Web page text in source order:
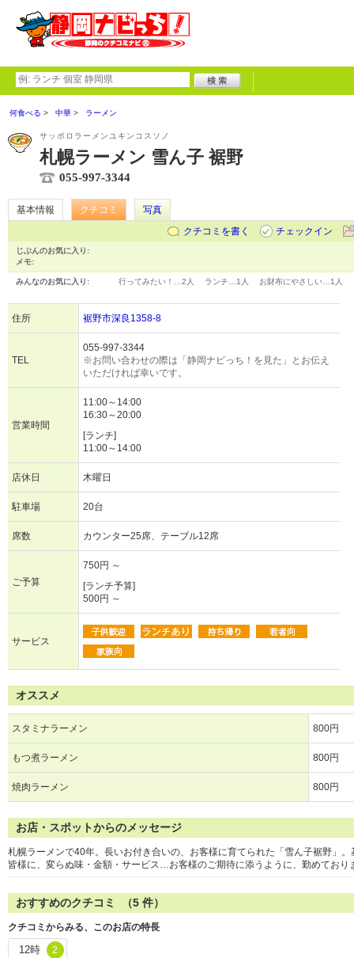
何食べる 中華 ラーメン
サッポロラーメンユキンコスソノ
札幌ラーメン 雪ん子 裾野
055-997-3344
基本情報 クチコミ
写真
クチコミを書く
チェックイン
じぶんのお気に入り:
メモ:
みんなのお気に入り: 行ってみたい！… 2人 ランチ… 1人 お財布にやさしい… 1人
住所 裾野市深良1358-8
TEL
055-997-3344
※お問い合わせの際は「静岡ナビっち！を見た」とお伝え
いただければ幸いです。
営業時間
11:00～14:00
16:30～20:00
[ランチ]
11:00～14:00
店休日 木曜日
駐車場 20台
席数 カウンター25席、テーブル12席
ご予算
750円 ～
[ランチ予算]
500円 ～
サービス
オススメ
スタミナラーメン 800円
もつ煮ラーメン 800円
焼肉ラーメン 800円
お店・スポットからのメッセージ
札幌ラーメンで40年。長いお付き合いの、お客様に育てられた「雪ん子裾野」
皆様に、変らぬ味・金額・サービス…お客様のご期待に添うように、勤めており
おすすめのクチコミ （5 件）
クチコミからみる、このお店の特長
12時 2